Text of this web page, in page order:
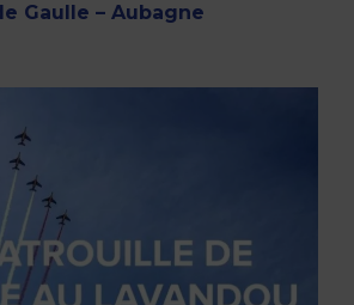
Gaulle – Aubagne